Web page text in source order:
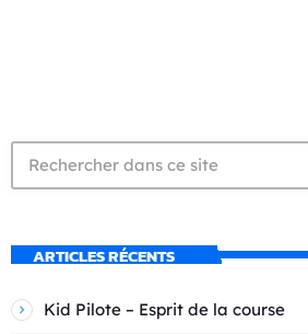
ARTICLES RÉCENTS
Kid Pilote – Esprit de la course